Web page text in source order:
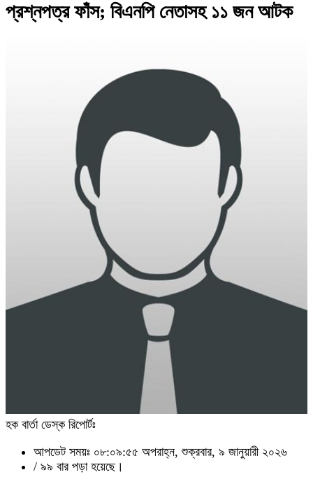
প্রশ্নপত্র ফাঁস; বিএনপি নেতাসহ ১১ জন আটক
হক বার্তা ডেস্ক রিপোর্টঃ
আপডেট সময়ঃ ০৮:০৯:৫৫ অপরাহ্ন, শুক্রবার, ৯ জানুয়ারী ২০২৬
/ ৯৯ বার পড়া হয়েছে।